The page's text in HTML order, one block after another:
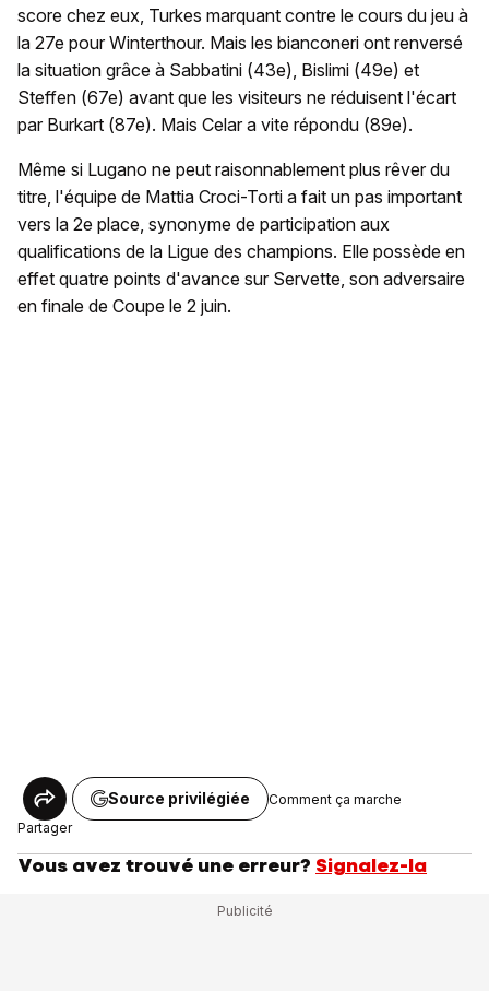
score chez eux, Turkes marquant contre le cours du jeu à
la 27e pour Winterthour. Mais les bianconeri ont renversé
la situation grâce à Sabbatini (43e), Bislimi (49e) et
Steffen (67e) avant que les visiteurs ne réduisent l'écart
par Burkart (87e). Mais Celar a vite répondu (89e).
Même si Lugano ne peut raisonnablement plus rêver du
titre, l'équipe de Mattia Croci-Torti a fait un pas important
vers la 2e place, synonyme de participation aux
qualifications de la Ligue des champions. Elle possède en
effet quatre points d'avance sur Servette, son adversaire
en finale de Coupe le 2 juin.
Partager
Source privilégiée Comment ça marche
Vous avez trouvé une erreur? Signalez-la